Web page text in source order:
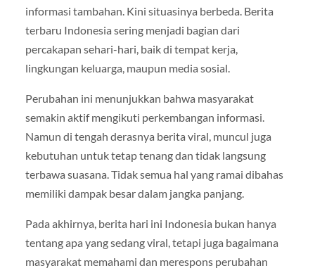
informasi tambahan. Kini situasinya berbeda. Berita
terbaru Indonesia sering menjadi bagian dari
percakapan sehari-hari, baik di tempat kerja,
lingkungan keluarga, maupun media sosial.
Perubahan ini menunjukkan bahwa masyarakat
semakin aktif mengikuti perkembangan informasi.
Namun di tengah derasnya berita viral, muncul juga
kebutuhan untuk tetap tenang dan tidak langsung
terbawa suasana. Tidak semua hal yang ramai dibahas
memiliki dampak besar dalam jangka panjang.
Pada akhirnya, berita hari ini Indonesia bukan hanya
tentang apa yang sedang viral, tetapi juga bagaimana
masyarakat memahami dan merespons perubahan